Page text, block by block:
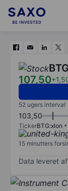
107,50
52 ugers interval
103,50
TickerBTG:xlon
15 minutters
Data leveret af